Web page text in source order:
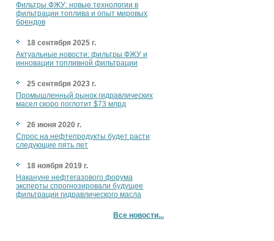
Фильтры ФЖУ: новые технологии в
фильтрации топлива и опыт мировых
брендов
18 сентября 2025 г.
Актуальные новости: фильтры ФЖУ и
инновации топливной фильтрации
25 сентября 2023 г.
Промышленный рынок гидравлических
масел скоро поглотит $73 млрд
26 июня 2020 г.
Спрос на нефтепродукты будет расти
следующие пять лет
18 ноября 2019 г.
Накануне нефтегазового форума
эксперты спрогнозировали будущее
фильтрации гидравлического масла
Все новости...